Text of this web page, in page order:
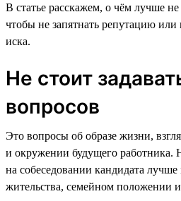
В статье расскажем, о чём лучше
чтобы не запятнать репутацию или
иска.
Не стоит
вопросов
Это вопросы об образе жизни,
и окружении будущего работника.
на собеседовании кандидата
жительства, семейном положении